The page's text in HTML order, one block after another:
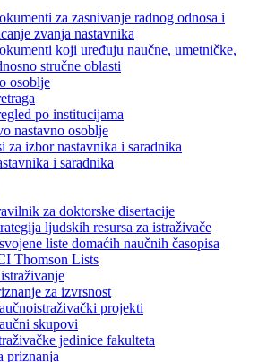
za zasnivanje radnog odnosa i
zvanja nastavnika
koji uređuju naučne, umetničke,
stručne oblasti
osoblje
po institucijama
nastavno osoblje
za izbor nastavnika i saradnika
i saradnika
za doktorske disertacije
ljudskih resursa za istraživače
liste domaćih naučnih časopisa
Thomson Lists
za izvrsnost
projekti
skupovi
jedinice fakulteta
priznanja